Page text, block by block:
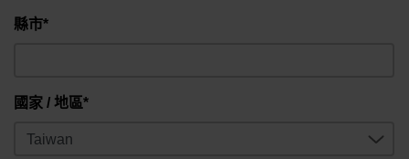
縣市*
國家 / 地區*